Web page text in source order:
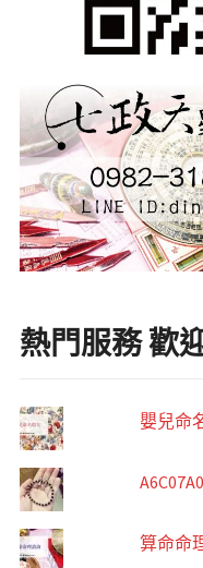
熱門服務 歡
嬰兒命
算命命